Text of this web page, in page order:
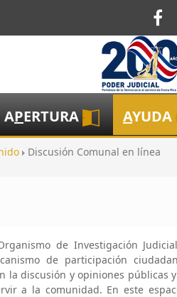
APERTURA AYUDA
Discusión Comunal en línea
de Investigación
de participación
la discusión y opiniones públicas
a la comunidad. En este